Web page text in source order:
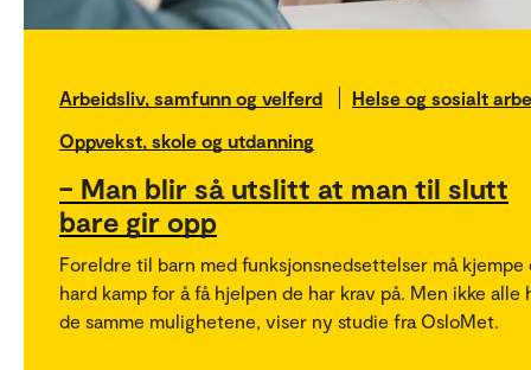
Arbeidsliv, samfunn og velferd
Helse og sosialt
Oppvekst, skole og utdanning
– Man blir så utslitt at man til slutt
bare gir opp
Foreldre til barn med funksjonsnedsettelser må kjempe
hard kamp for å få hjelpen de har krav på. Men ikke alle
de samme mulighetene, viser ny studie fra OsloMet.